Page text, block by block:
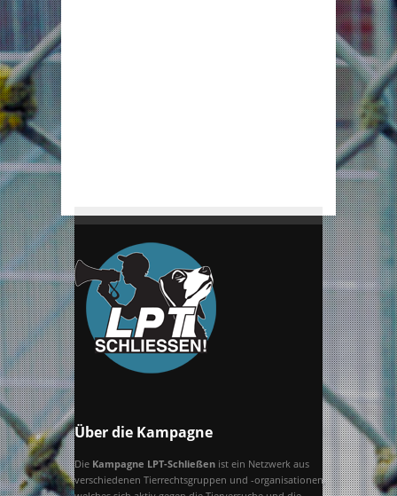
V
E
R
S
C
H
L
O
S
S
E
Über die Kampagne
Die Kampagne LPT-Schließen ist ein Netzwerk aus
verschiedenen Tierrechtsgruppen und -organisationen,